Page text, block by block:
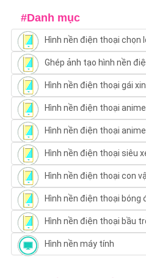
#Danh mục
Hình nền điện thoại chọn
Ghép ảnh tạo hình nền
Hình nền điện thoại gái
Hình nền điện thoại
Hình nền điện thoại
Hình nền điện thoại siêu
Hình nền điện thoại con
Hình nền điện thoại bóng
Hình nền điện thoại bầu
Hình nền máy tính